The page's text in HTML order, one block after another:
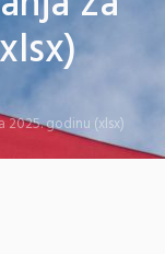
2025. godinu (xlsx)